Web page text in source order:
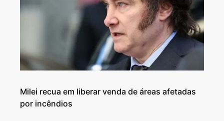
Milei recua em liberar venda de áreas afetadas
por incêndios